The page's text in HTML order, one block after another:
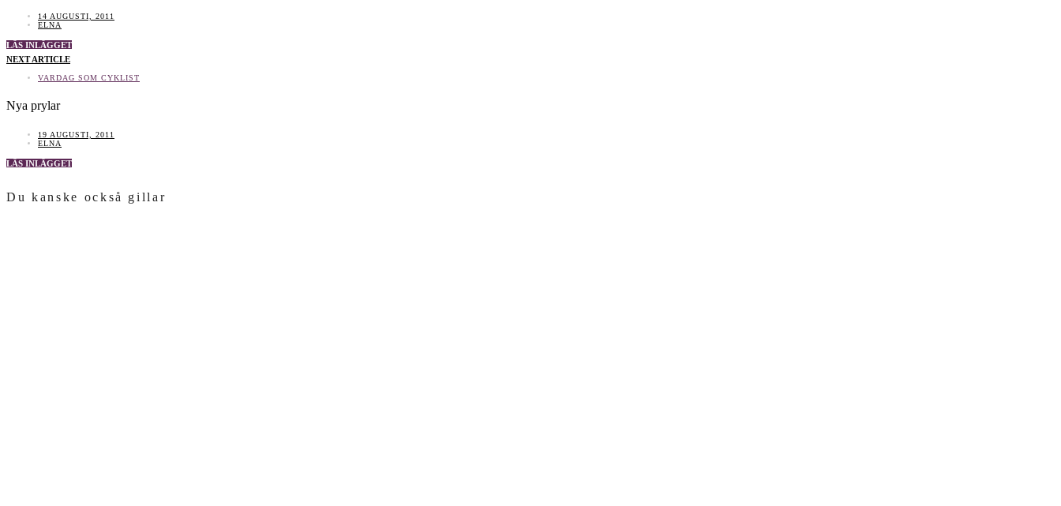
14 AUGUSTI, 2011
ELNA
LÄS INLÄGGET
NEXT ARTICLE
VARDAG SOM CYKLIST
Nya prylar
19 AUGUSTI, 2011
ELNA
LÄS INLÄGGET
Du kanske också gillar